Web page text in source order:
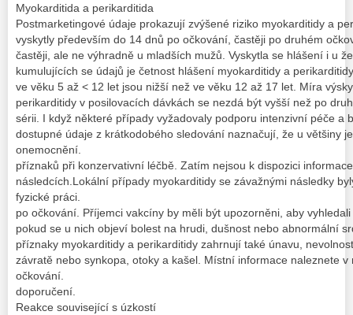
Myokarditida a perikarditida
Postmarketingové údaje prokazují zvýšené riziko myokarditidy a
vyskytly především do 14 dnů po očkování, častěji po druhém
častěji, ale ne výhradně u mladších mužů. Vyskytla se hlášení i u
kumulujících se údajů je četnost hlášení myokarditidy a
ve věku 5 až < 12 let jsou nižší než ve věku 12 až 17 let. Míra
perikarditidy v posilovacích dávkách se nezdá být vyšší než po
sérii. I když některé případy vyžadovaly podporu intenzivní péče a
dostupné údaje z krátkodobého sledování naznačují, že u většiny
onemocnění.
příznaků při konzervativní léčbě. Zatím nejsou k dispozici
následcích.Lokální případy myokarditidy se závažnými následky
fyzické práci.
po očkování. Příjemci vakcíny by měli být upozorněni, aby
pokud se u nich objeví bolest na hrudi, dušnost nebo abnormální
příznaky myokarditidy a perikarditidy zahrnují také únavu,
závratě nebo synkopa, otoky a kašel. Místní informace naleznete
očkování.
doporučení.
Reakce související s úzkostí